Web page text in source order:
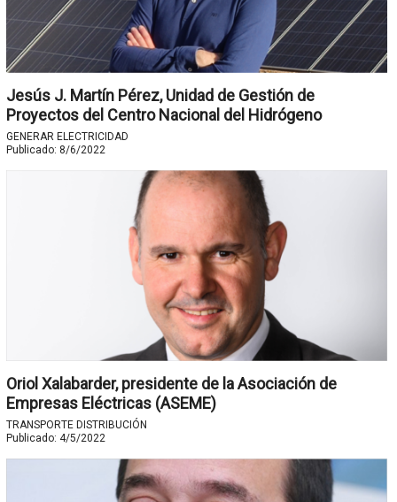
Jesús J. Martín Pérez, Unidad de Gestión de
Proyectos del Centro Nacional del Hidrógeno
GENERAR ELECTRICIDAD
Publicado: 8/6/2022
Oriol Xalabarder, presidente de la Asociación de
Empresas Eléctricas (ASEME)
TRANSPORTE DISTRIBUCIÓN
Publicado: 4/5/2022